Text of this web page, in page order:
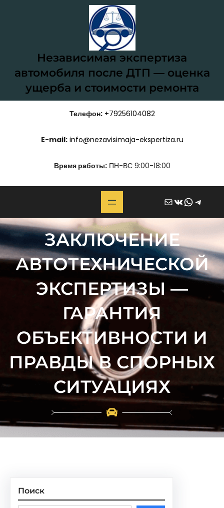
Независимая экспертиза
автомобиля после ДТП — оценка
ущерба и стоимости ремонта
Телефон: +79256104082
E-mail: info@nezavisimaja-ekspertiza.ru
Время работы:ПН-ВС 9:00-18:00
Почта ВКонтакте WhatsApp Telegram
ЗАКЛЮЧЕНИЕ
АВТОТЕХНИЧЕСКОЙ
ЭКСПЕРТИЗЫ —
ГАРАНТИЯ
ОБЪЕКТИВНОСТИ И
ПРАВДЫ В СПОРНЫХ
СИТУАЦИЯХ
Поиск